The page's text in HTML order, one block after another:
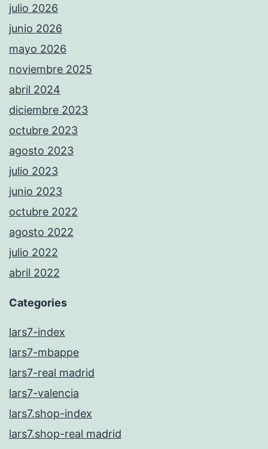
julio 2026
junio 2026
mayo 2026
noviembre 2025
abril 2024
diciembre 2023
octubre 2023
agosto 2023
julio 2023
junio 2023
octubre 2022
agosto 2022
julio 2022
abril 2022
Categories
lars7-index
lars7-mbappe
lars7-real madrid
lars7-valencia
lars7.shop-index
lars7.shop-real madrid